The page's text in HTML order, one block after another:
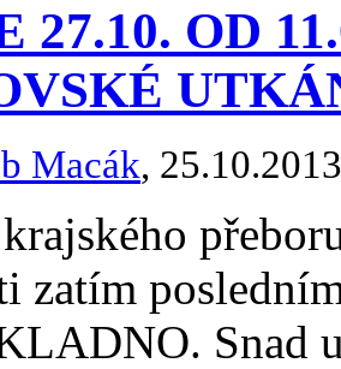
27.10. OD
Macák, 25.10.2013
zatím
Snad